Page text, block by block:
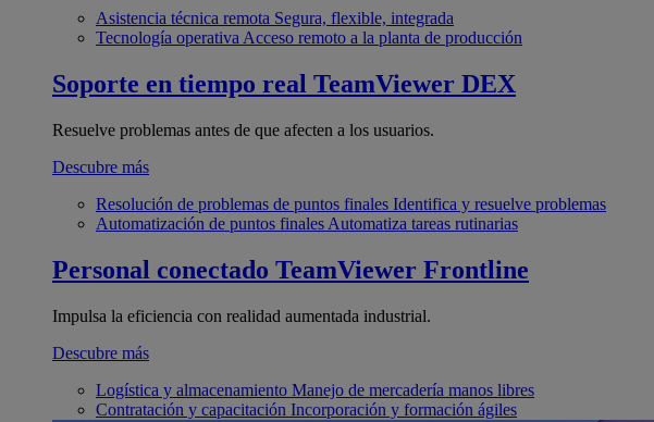
Asistencia técnica remota Segura, flexible, integrada
Tecnología operativa Acceso remoto a la planta de producción
Soporte en tiempo real TeamViewer DEX
Resuelve problemas antes de que afecten a los usuarios.
Descubre más
Resolución de problemas de puntos finales Identifica y resuelve problemas
Automatización de puntos finales Automatiza tareas rutinarias
Personal conectado TeamViewer Frontline
Impulsa la eficiencia con realidad aumentada industrial.
Descubre más
Logística y almacenamiento Manejo de mercadería manos libres
Contratación y capacitación Incorporación y formación ágiles